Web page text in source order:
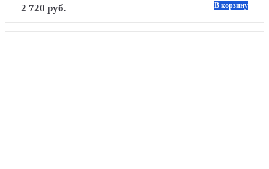
2 720 руб. В корзину